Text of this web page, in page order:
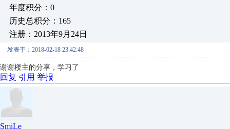
年度积分：0
历史总积分：165
注册：2013年9月24日
发表于：2018-02-18 23:42:48
谢谢楼主的分享，学习了
回复 引用 举报
SmiLe_